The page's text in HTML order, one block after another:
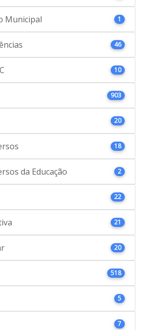
Municipal 1
46
10
903
20
18
da Educação 2
22
21
20
518
5
7